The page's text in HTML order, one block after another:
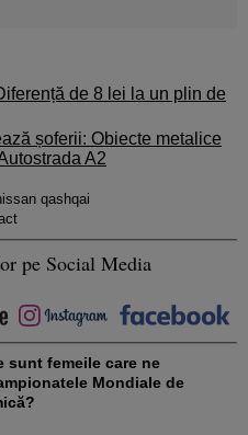
de 8 lei la un plin de
șoferii: Obiecte metalice
A2
qashqai
pe Social Media
Mondiale de